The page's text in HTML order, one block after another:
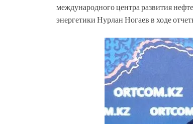
международного центра развития
энергетики Нурлан Ногаев в ходе